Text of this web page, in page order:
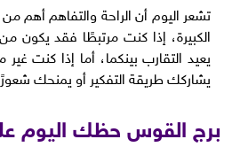
تشعر اليوم أن الراحة والتفاهم أهم
الكبيرة، إذا كنت مرتبطًا فقد
يعيد التقارب بينكما، أما إذا كنت
يشاركك طريقة التفكير أو يمنحك شعورًا
برج القوس حظك اليوم